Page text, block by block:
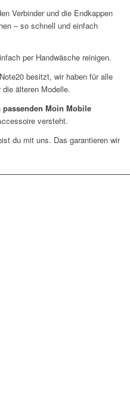
Verbinder und die Endkappen
– so schnell und einfach
per Handwäsche reinigen.
besitzt, wir haben für alle
älteren Modelle.
passenden Moin Mobile
versteht.
du mit uns. Das garantieren wir